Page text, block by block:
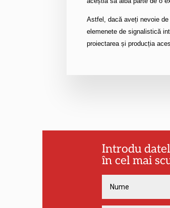
Astfel, dacă aveți nevoie
elemenete de signalistică
proiectarea și producția
Introdu
în cel mai